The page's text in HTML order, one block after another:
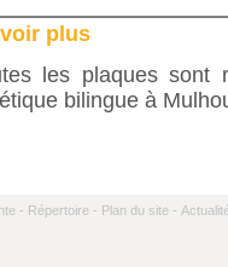
plus
les plaques sont
bilingue à
- Répertoire - Plan du site -